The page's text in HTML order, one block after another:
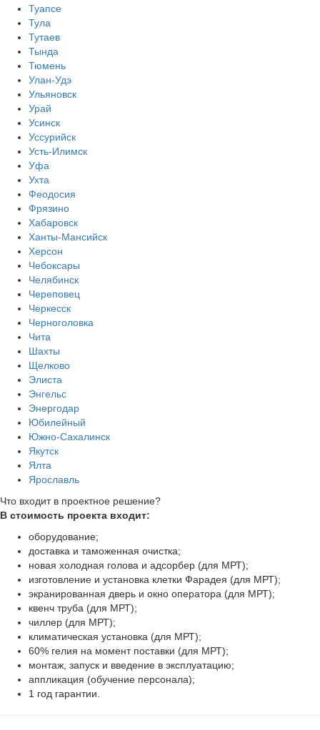
Туапсе
Тула
Тутаев
Тында
Тюмень
Улан-Удэ
Ульяновск
Урай
Усинск
Уссурийск
Усть-Илимск
Уфа
Ухта
Феодосия
Фрязино
Хабаровск
Ханты-Мансийск
Херсон
Чебоксары
Челябинск
Череповец
Черкесск
Черноголовка
Чита
Шахты
Щелково
Элиста
Энгельс
Энергодар
Юбилейный
Южно-Сахалинск
Якутск
Ялта
Ярославль
Что входит в проектное решение?
В стоимость проекта входит:
оборудование;
доставка и таможенная очистка;
новая холодная голова и адсорбер (для МРТ);
изготовление и установка клетки Фарадея (для МРТ);
экранированная дверь и окно оператора (для МРТ);
квенч труба (для МРТ);
чиллер (для МРТ);
климатическая установка (для МРТ);
60% гелия на момент поставки (для МРТ);
монтаж, запуск и введение в эксплуатацию;
аппликация (обучение персонала);
1 год гарантии.